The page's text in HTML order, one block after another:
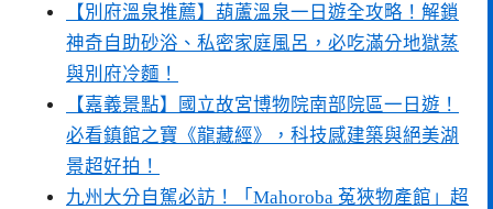
【別府溫泉推薦】葫蘆溫泉一日遊全攻略！解鎖
神奇自助砂浴、私密家庭風呂，必吃滿分地獄蒸
與別府冷麵！
【嘉義景點】國立故宮博物院南部院區一日遊！
必看鎮館之寶《龍藏經》，科技感建築與絕美湖
景超好拍！
九州大分自駕必訪！「Mahoroba 菟狹物產館」超